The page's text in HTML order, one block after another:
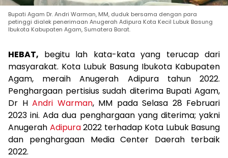
Bupati Agam Dr. Andri Warman, MM, duduk bersama dengan para
petinggi dialek penerimaan Anugerah Adipura Kota Kecil Lubuk Basung
Ibukota Kabupaten Agam, Sumatera Barat.
HEBAT, begitu lah kata-kata yang terucap dari
masyarakat. Kota Lubuk Basung Ibukota Kabupaten
Agam, meraih Anugerah Adipura tahun 2022.
Penghargaan pertisius sudah diterima Bupati Agam,
Dr H Andri Warman, MM pada Selasa 28 Februari
2023 ini. Ada dua penghargaan yang diterima; yakni
Anugerah Adipura2022 terhadap Kota Lubuk Basung
dan penghargaan Media Center Daerah terbaik
2022.